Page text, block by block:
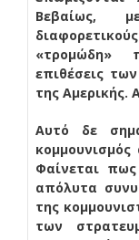
Βεβαίως,
«τρομώδη»
επιθέσεις
της Αμερικής.
Αυτό δε
Φαίνεται
απόλυτα
της
των